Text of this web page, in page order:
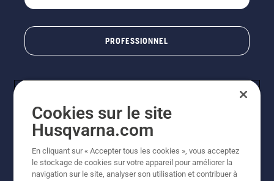
PROFESSIONNEL
© Husqvarna AB (publ). Tous droits réservés. Les prix
Cookies sur le site
Husqvarna.com
En cliquant sur « Accepter tous les cookies », vous acceptez
le stockage de cookies sur votre appareil pour améliorer la
navigation sur le site, analyser son utilisation et contribuer à